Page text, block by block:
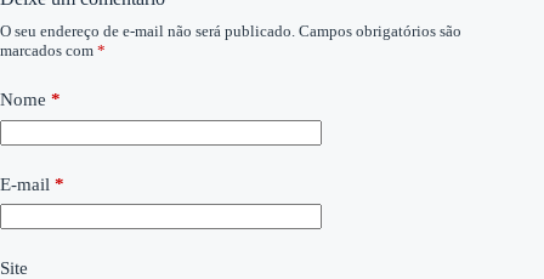
O seu endereço de e-mail não será publicado. Campos obrigatórios são
marcados com *
Nome *
E-mail *
Site